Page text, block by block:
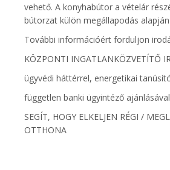
vehető. A konyhabútor a vételár
bútorzat külön megállapodás
További információért forduljon
KÖZPONTI INGATLANKÖZVETÍTŐ
ügyvédi háttérrel, energetikai
független banki ügyintéző ajánlásával
SEGÍT, HOGY ELKELJEN RÉGI /
OTTHONA